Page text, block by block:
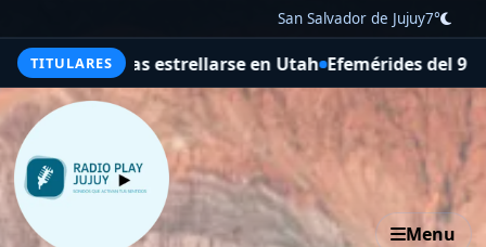
San Salvador de Jujuy7°
TITULARES
tras estrellarse en Utah Efemérides del 9 de agosto
Menu